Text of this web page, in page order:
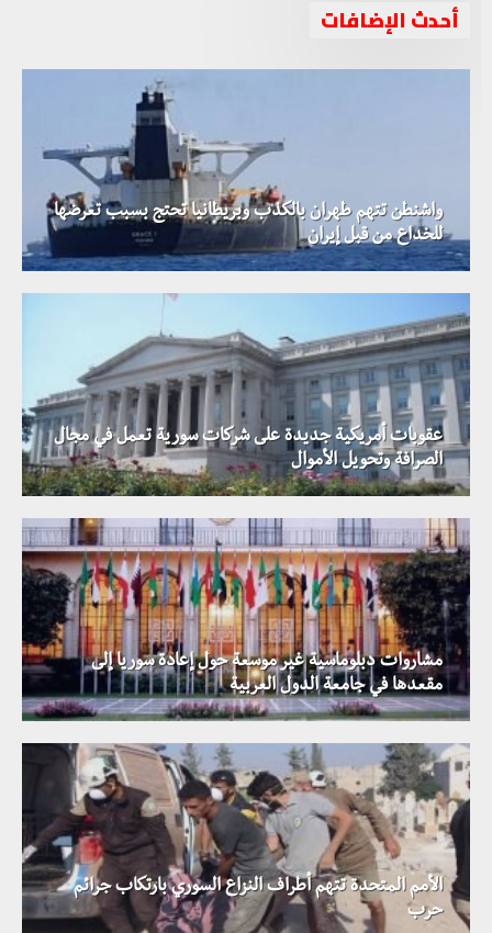
أحدث الإضافات
واشنطن تتهم طهران بالكذب وبريطانيا تحتج بسبب تعرضها
للخداع من قبل إيران
عقوبات أمريكية جديدة على شركات سورية تعمل في مجال
الصرافة وتحويل الأموال
مشاروات دبلوماسية غير موسعة حول إعادة سوريا إلى
مقعدها في جامعة الدول العربية
الأمم المتحدة تتهم أطراف النزاع السوري بارتكاب جرائم
حرب